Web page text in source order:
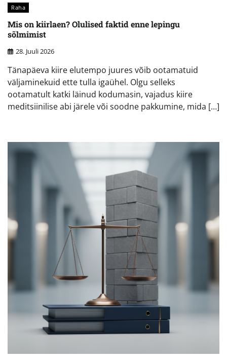
Raha
Mis on kiirlaen? Olulised faktid enne lepingu
sõlmimist
28. Juuli 2026
Tänapäeva kiire elutempo juures võib ootamatuid
väljaminekuid ette tulla igaühel. Olgu selleks
ootamatult katki läinud kodumasin, vajadus kiire
meditsiinilise abi järele või soodne pakkumine, mida […]